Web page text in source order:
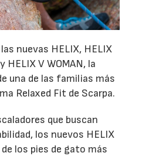
nuevas HELIX, HELIX
HELIX V WOMAN, la
una de las familias más
Relaxed Fit de Scarpa.
que buscan
los nuevos HELIX
los pies de gato más